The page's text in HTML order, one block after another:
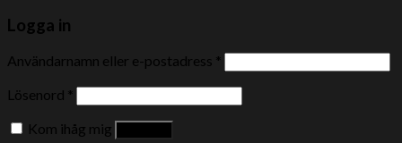
Logga in
Användarnamn eller e-postadress *
Lösenord *
Kom ihåg mig